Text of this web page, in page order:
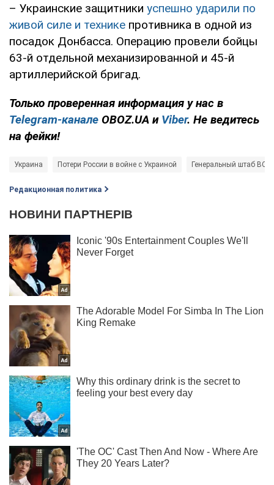
– Украинские защитники успешно ударили по
живой силе и технике противника в одной из
посадок Донбасса. Операцию провели бойцы
63-й отдельной механизированной и 45-й
артиллерийской бригад.
Только проверенная информация у нас в
Telegram-канале OBOZ.UA и Viber. Не ведитесь
на фейки!
Украина Потери России в войне с Украиной Генеральный штаб ВСУ
Редакционная политика